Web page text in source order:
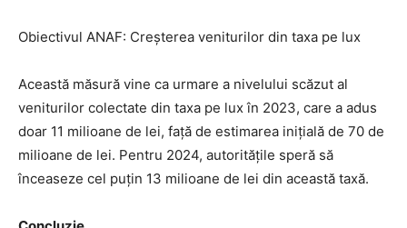
Obiectivul ANAF: Creșterea veniturilor din taxa pe lux
Această măsură vine ca urmare a nivelului scăzut al
veniturilor colectate din taxa pe lux în 2023, care a adus
doar 11 milioane de lei, față de estimarea inițială de 70 de
milioane de lei. Pentru 2024, autoritățile speră să
înceaseze cel puțin 13 milioane de lei din această taxă.